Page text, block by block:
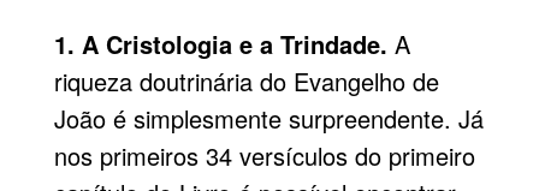
1. A Cristologia e a Trindade. A
riqueza doutrinária do Evangelho de
João é simplesmente surpreendente. Já
nos primeiros 34 versículos do primeiro